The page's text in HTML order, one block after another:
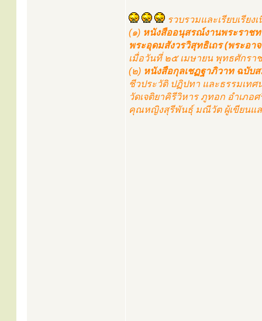
รวบรวมและเรียบเรียง
(๑) หนังสืออนุสรณ์งานพระราชท
พระอุดมสังวรวิสุทธิเถร (พระอา
เมื่อวันที่ ๒๕ เมษายน พุทธศักร
(๒) หนังสือกุลเชฏฐาภิวาท ฉบับ
ชีวประวัติ ปฏิปทา และธรรมเท
วัดเจติยาคิรีวิหาร ภูทอก อำเภ
คุณหญิงสุรีพันธุ์ มณีวัต ผู้เขียนแล